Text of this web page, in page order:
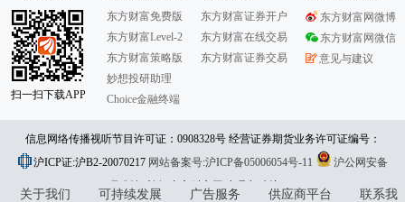
扫一扫下载APP
东方财富免费版
东方财富Level-2
东方财富策略版
妙想投研助理
Choice金融终端
东方财富证券开户
东方财富在线交易
东方财富证券交易
东方财富网微博
东方财富网微信
意见与建议
信息网络传播视听节目许可证：0908328号 经营证券期货业务许可证编号：
913101046312860336 违法和不良信息举报:021-61278686 举报邮箱：
jubao@eastmoney.com
沪ICP证:沪B2-20070217 网站备案号:沪ICP备05006054号-11
沪公网安备
31010402000120号版权所有:东方财富网意见与建议:4000300059/952500
关于我们 可持续发展 广告服务 供应商平台
联系我